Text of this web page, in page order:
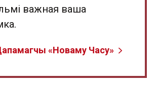
важная ваша
«Новаму Часу»